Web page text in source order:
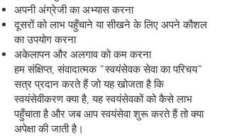
अपनी अंग्रेजी का अभ्यास करना
दूसरों को लाभ पहुँचाने या सीखने के लिए अपने कौशल
का उपयोग करना
अकेलापन और अलगाव को कम करना
हम संक्षिप्त, संवादात्मक "स्वयंसेवक सेवा का परिचय"
सत्र प्रदान करते हैं जो यह खोजता है कि
स्वयंसेवीकरण क्या है, यह स्वयंसेवकों को कैसे लाभ
पहुँचाता है और जब आप स्वयंसेवा शुरू करते हैं तो क्या
अपेक्षा की जाती है।